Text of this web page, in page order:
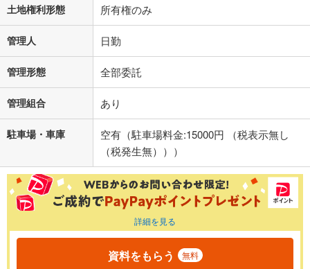
土地権利形態 所有権のみ
管理人 日勤
管理形態 全部委託
管理組合 あり
駐車場・車庫
空有（駐車場料金:15000円 （税表示無し
（税発生無）））
詳細を見る
資料をもらう 無料